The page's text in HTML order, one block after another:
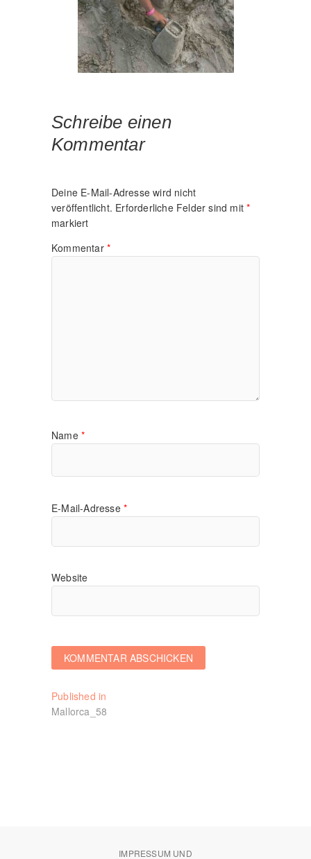
Schreibe einen
Kommentar
Deine E-Mail-Adresse wird nicht
veröffentlicht. Erforderliche Felder sind mit*
markiert
Kommentar *
Name *
E-Mail-Adresse *
Website
Beitragsnavigation
Published in
Mallorca_58
IMPRESSUM UND